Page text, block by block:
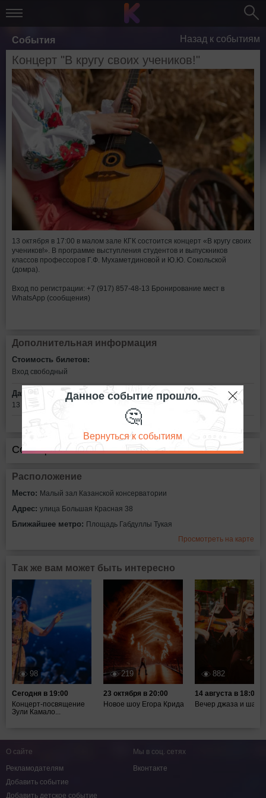
События Назад к событиям
Концерт "В кругу своих учеников!"
13 октября в 17:00 в малом зале КГК состоится концерт «В кругу своих
учеников!». В программе выступления студентов и выпускников
классов профессоров Г.Ф. Мухаметдиновой и Ю.Ю. Сокольской
(домра).
Вход по регистрации: +7 (917) 857-48-13 Бронирование мест в
WhatsApp (сообщения)
Дополнительная информация
Стоимость билетов:
Вход свободный
Дата:
13 октября в 17:00
Сообщить об ошибке
Расположение
Место: Малый зал Казанской консерватории
Адрес: улица Большая Красная 38
Ближайшее метро: Площадь Габдуллы Тукая
Просмотреть на карте
Так же вам может быть интересно
98
Сегодня в 19:00
Концерт-посвящение
Зули Камало...
219
23 октября в 20:00
Новое шоу Егора Крида
882
14 августа в 18:00
Вечер джаза и
Данное событие прошло.
🤔
Вернуться к событиям
О сайте
Рекламодателям
Добавить событие
Добавить детское событие
Мы в соц. сетях
Вконтакте